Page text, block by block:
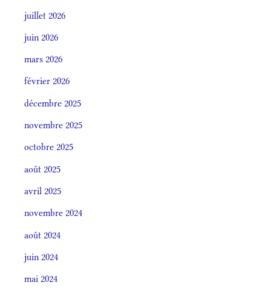
juillet 2026
juin 2026
mars 2026
février 2026
décembre 2025
novembre 2025
octobre 2025
août 2025
avril 2025
novembre 2024
août 2024
juin 2024
mai 2024